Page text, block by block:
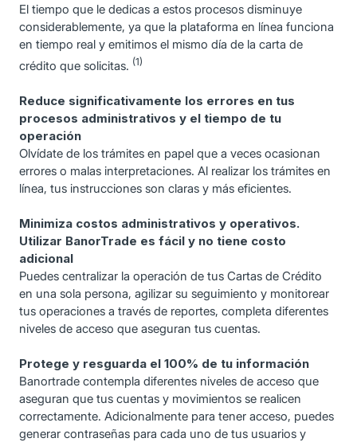
El tiempo que le dedicas a estos procesos disminuye
considerablemente, ya que la plataforma en línea funciona
en tiempo real y emitimos el mismo día de la carta de
crédito que solicitas. (1)
Reduce significativamente los errores en tus
procesos administrativos y el tiempo de tu
operación
Olvídate de los trámites en papel que a veces ocasionan
errores o malas interpretaciones. Al realizar los trámites en
línea, tus instrucciones son claras y más eficientes.
Minimiza costos administrativos y operativos.
Utilizar BanorTrade es fácil y no tiene costo
adicional
Puedes centralizar la operación de tus Cartas de Crédito
en una sola persona, agilizar su seguimiento y monitorear
tus operaciones a través de reportes, completa diferentes
niveles de acceso que aseguran tus cuentas.
Protege y resguarda el 100% de tu información
Banortrade contempla diferentes niveles de acceso que
aseguran que tus cuentas y movimientos se realicen
correctamente. Adicionalmente para tener acceso, puedes
generar contraseñas para cada uno de tus usuarios y